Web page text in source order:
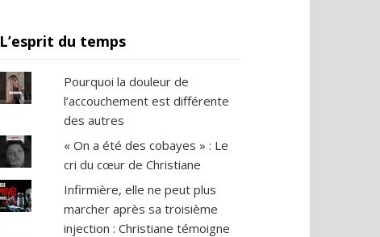
L’esprit du temps
Pourquoi la douleur de
l’accouchement est différente
des autres
« On a été des cobayes » : Le
cri du cœur de Christiane
Infirmière, elle ne peut plus
marcher après sa troisième
injection : Christiane témoigne